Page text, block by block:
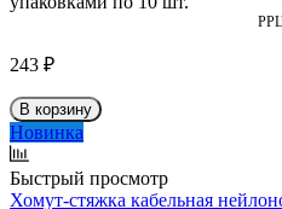
243 ₽
В корзину
Новинка
Быстрый просмотр
Хомут-стяжка кабельная